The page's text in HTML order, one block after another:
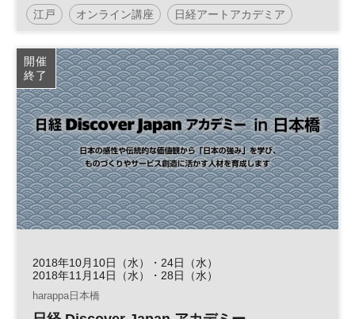
江戸 オンライン講座 日経アートアカデミア
太田記念美術館
浮世絵
開催
終了
2018年10月10日（水）・24日（水）
2018年11月14日（水）・28日（水）
harappa日本橋